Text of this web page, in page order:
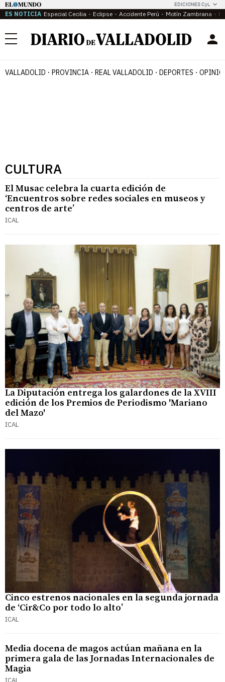
EDICIONES CyL
ES NOTICIA Especial Cecilia Eclipse Accidente Perú Motín Zambrana
Menú
VALLADOLID PROVINCIA REAL VALLADOLID DEPORTES
CULTURA
El Musac celebra la cuarta edición de
‘Encuentros sobre redes sociales en museos y
centros de arte’
ICAL
La Diputación entrega los galardones de la XVIII
edición de los Premios de Periodismo 'Mariano
del Mazo'
ICAL
Cinco estrenos nacionales en la segunda jornada
de ‘Cir&Co por todo lo alto’
ICAL
Media docena de magos actúan mañana en la
primera gala de las Jornadas Internacionales de
Magia
ICAL